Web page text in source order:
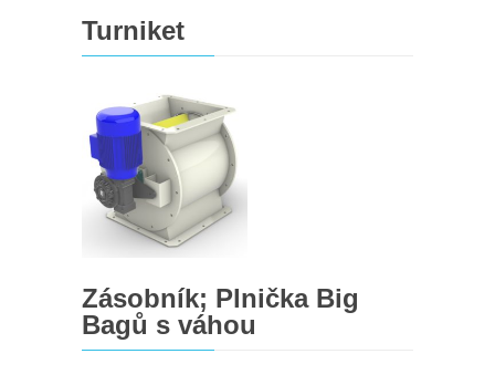
Turniket
Zásobník; Plnička Big
Bagů s váhou